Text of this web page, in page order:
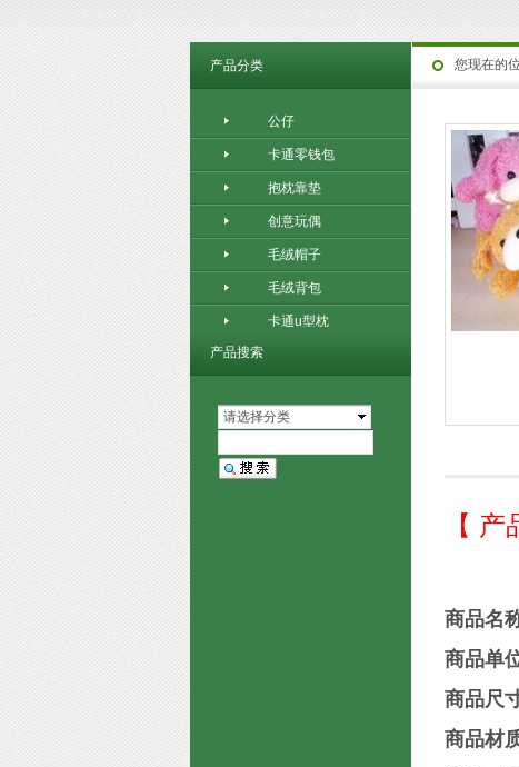
产品搜索
请选择分类
您现在的
【 产
商品名
商品单
商品尺
商品材
产品分类
公仔
卡通零钱包
抱枕靠垫
创意玩偶
毛绒帽子
毛绒背包
卡通u型枕